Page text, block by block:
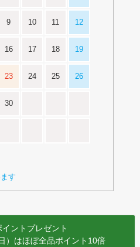
9 10 11 12
16 17 18 19
23 24 25 26
30
す
ントプレゼント
）はほぼ全品ポイント10倍